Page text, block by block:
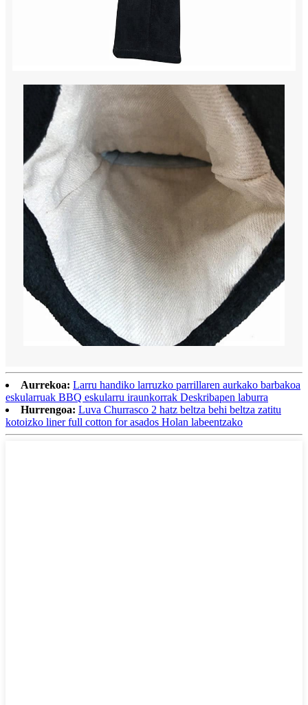
Aurrekoa: Larru handiko larruzko parrillaren aurkako barbakoa
eskularruak BBQ eskularru iraunkorrak Deskribapen laburra
Hurrengoa: Luva Churrasco 2 hatz beltza behi beltza zatitu
kotoizko liner full cotton for asados ​​Holan labeentzako